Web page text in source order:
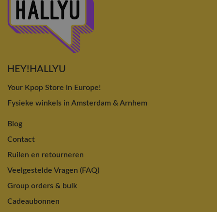
HEY!HALLYU
Your Kpop Store in Europe!
Fysieke winkels in Amsterdam & Arnhem
Blog
Contact
Ruilen en retourneren
Veelgestelde Vragen (FAQ)
Group orders & bulk
Cadeaubonnen